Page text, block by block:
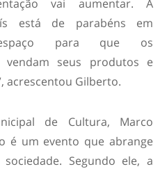
vai aumentar. A
está de parabéns em
para que os
vendam seus produtos e
acrescentou Gilberto.
de Cultura, Marco
é um evento que abrange
Segundo ele, a